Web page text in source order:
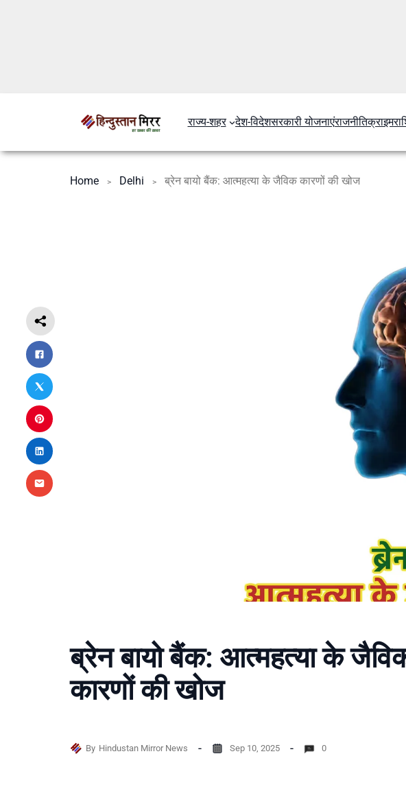
राज्य-शहर देश-विदेशसरकारी योजनाएंराजनीतिक्राइम
Home Delhi ब्रेन बायो बैंक: आत्महत्या के जैविक कारणों की खोज
ब्रेन बायो बैंक: आत्महत्या के
कारणों की खोज
By Hindustan Mirror News Sep 10, 2025 0